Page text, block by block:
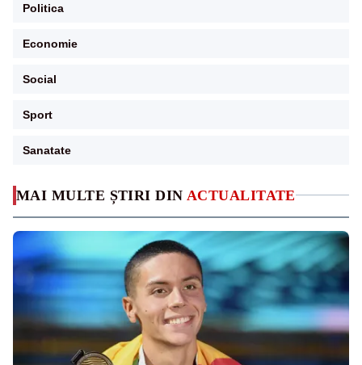
MAI MULTE ȘTIRI DIN ACTUALITATE
Politica
Economie
Social
Sport
Sanatate